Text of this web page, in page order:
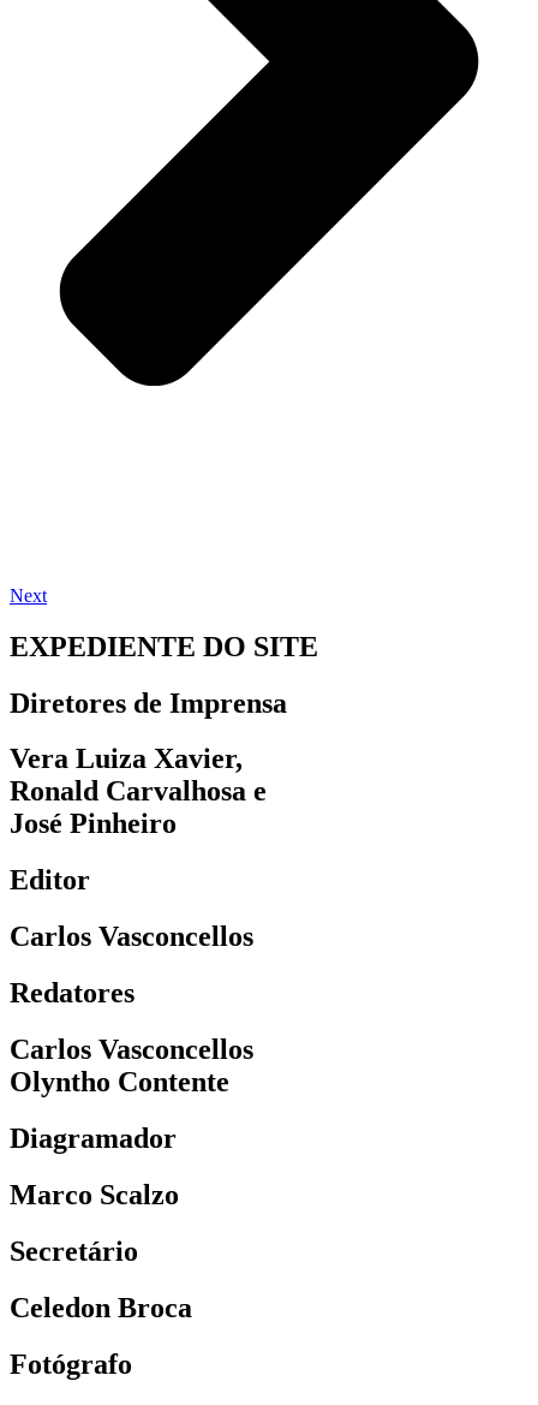
Next
EXPEDIENTE DO SITE
Diretores de Imprensa
Vera Luiza Xavier,
Ronald Carvalhosa e
José Pinheiro
Editor
Carlos Vasconcellos
Redatores
Carlos Vasconcellos
Olyntho Contente
Diagramador
Marco Scalzo
Secretário
Celedon Broca
Fotógrafo